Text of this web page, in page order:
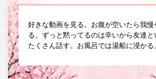
好きな動画を見る。お腹が空いたら我慢
る。ずっと黙ってるのは辛いから友達と
たくさん話す。お風呂では湯船に浸かる